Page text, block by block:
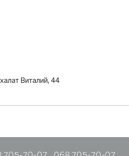
Виталий, 44